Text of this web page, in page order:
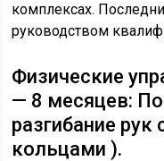
комплексах.
руководством
Физические
— 8 месяцев:
разгибание
кольцами ).